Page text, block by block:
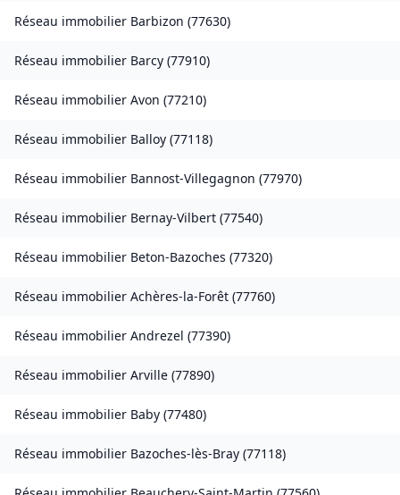
Réseau immobilier Barbizon (77630)
Réseau immobilier Barcy (77910)
Réseau immobilier Avon (77210)
Réseau immobilier Balloy (77118)
Réseau immobilier Bannost-Villegagnon (77970)
Réseau immobilier Bernay-Vilbert (77540)
Réseau immobilier Beton-Bazoches (77320)
Réseau immobilier Achères-la-Forêt (77760)
Réseau immobilier Andrezel (77390)
Réseau immobilier Arville (77890)
Réseau immobilier Baby (77480)
Réseau immobilier Bazoches-lès-Bray (77118)